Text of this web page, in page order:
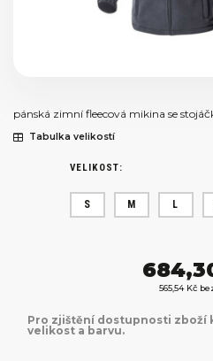
pánská zimní fleecová mikina se
Tabulka velikostí
VELIKOST:
S M L
565,54 Kč
Pro zjištění dostupnosti zboží
velikost a barvu.